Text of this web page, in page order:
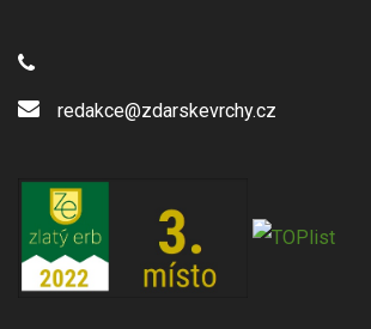
redakce@zdarskevrchy.cz